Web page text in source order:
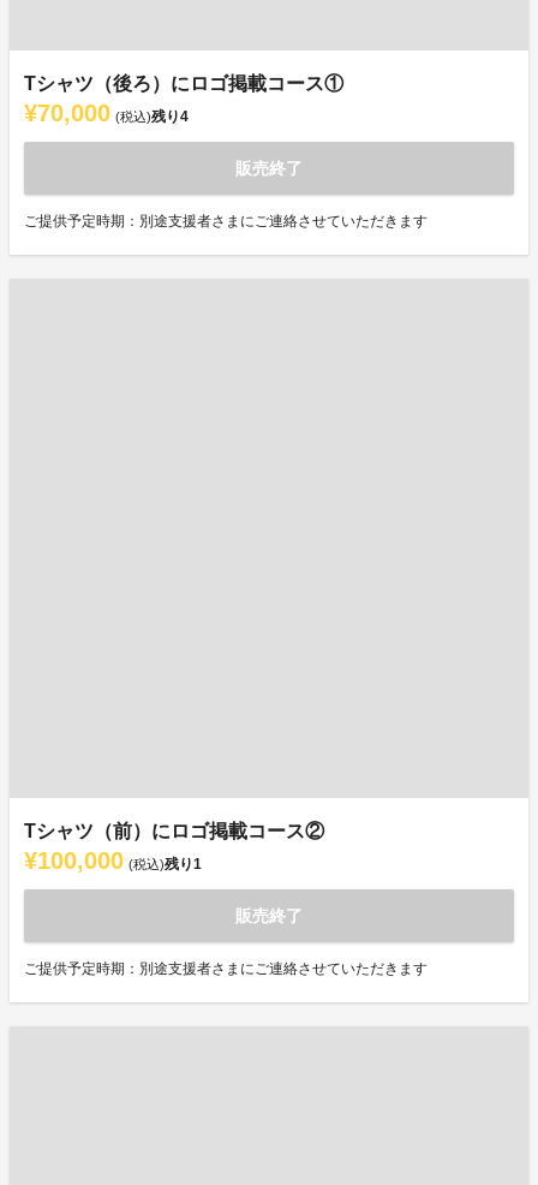
Tシャツ（後ろ）にロゴ掲載コース①
¥70,000 (税込)残り4
販売終了
ご提供予定時期：別途支援者さまにご連絡させていただきます
Tシャツ（前）にロゴ掲載コース②
¥100,000 (税込)残り1
販売終了
ご提供予定時期：別途支援者さまにご連絡させていただきます